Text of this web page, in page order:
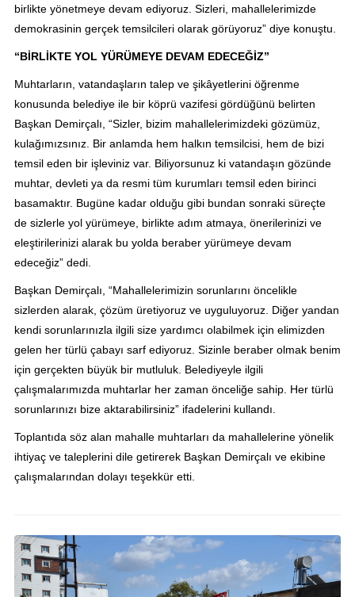
birlikte yönetmeye devam ediyoruz. Sizleri, mahallelerimizde
demokrasinin gerçek temsilcileri olarak görüyoruz” diye konuştu.
“BİRLİKTE YOL YÜRÜMEYE DEVAM EDECEĞİZ”
Muhtarların, vatandaşların talep ve şikâyetlerini öğrenme
konusunda belediye ile bir köprü vazifesi gördüğünü belirten
Başkan Demirçalı, “Sizler, bizim mahallelerimizdeki gözümüz,
kulağımızsınız. Bir anlamda hem halkın temsilcisi, hem de bizi
temsil eden bir işleviniz var. Biliyorsunuz ki vatandaşın gözünde
muhtar, devleti ya da resmi tüm kurumları temsil eden birinci
basamaktır. Bugüne kadar olduğu gibi bundan sonraki süreçte
de sizlerle yol yürümeye, birlikte adım atmaya, önerilerinizi ve
eleştirilerinizi alarak bu yolda beraber yürümeye devam
edeceğiz” dedi.
Başkan Demirçalı, “Mahallelerimizin sorunlarını öncelikle
sizlerden alarak, çözüm üretiyoruz ve uyguluyoruz. Diğer yandan
kendi sorunlarınızla ilgili size yardımcı olabilmek için elimizden
gelen her türlü çabayı sarf ediyoruz. Sizinle beraber olmak benim
için gerçekten büyük bir mutluluk. Belediyeyle ilgili
çalışmalarımızda muhtarlar her zaman önceliğe sahip. Her türlü
sorunlarınızı bize aktarabilirsiniz” ifadelerini kullandı.
Toplantıda söz alan mahalle muhtarları da mahallelerine yönelik
ihtiyaç ve taleplerini dile getirerek Başkan Demirçalı ve ekibine
çalışmalarından dolayı teşekkür etti.